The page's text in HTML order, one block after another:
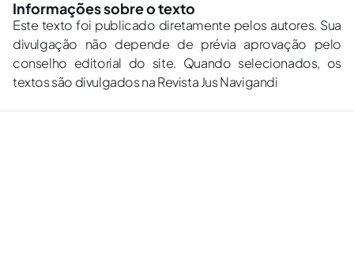
Informações sobre o texto
Este texto foi publicado diretamente pelos autores. Sua
divulgação não depende de prévia aprovação pelo
conselho editorial do site. Quando selecionados, os
textos são divulgados na Revista Jus Navigandi